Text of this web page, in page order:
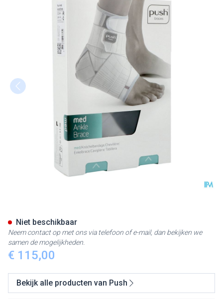
€ 115,00
Niet beschikbaar
Neem contact op met ons via telefoon of e-mail, dan bekijken we
samen de mogelijkheden.
Bekijk alle producten van Push